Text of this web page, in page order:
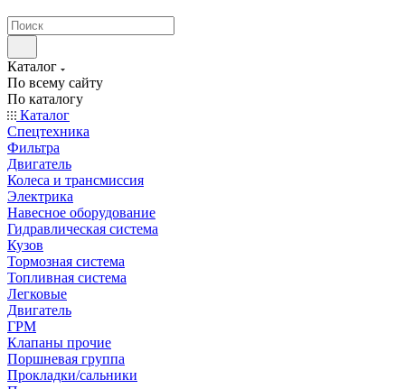
Каталог
По всему сайту
По каталогу
Каталог
Спецтехника
Фильтра
Двигатель
Колеса и трансмиссия
Электрика
Навесное оборудование
Гидравлическая система
Кузов
Тормозная система
Топливная система
Легковые
Двигатель
ГРМ
Клапаны прочие
Поршневая группа
Прокладки/сальники